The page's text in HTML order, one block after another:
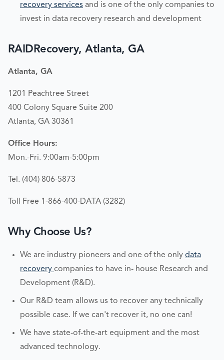
recovery services and is one of the only companies to
invest in data recovery research and development
RAIDRecovery, Atlanta, GA
Atlanta, GA
1201 Peachtree Street
400 Colony Square Suite 200
Atlanta, GA 30361
Office Hours:
Mon.-Fri. 9:00am-5:00pm
Tel. (404) 806-5873
Toll Free 1-866-400-DATA (3282)
Why Choose Us?
We are industry pioneers and one of the only data
recovery companies to have in- house Research and
Development (R&D).
Our R&D team allows us to recover any technically
possible case. If we can't recover it, no one can!
We have state-of-the-art equipment and the most
advanced technology.